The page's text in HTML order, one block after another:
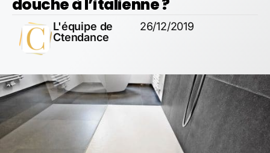
douche à l’italienne ?
L'équipe de
Ctendance
26/12/2019